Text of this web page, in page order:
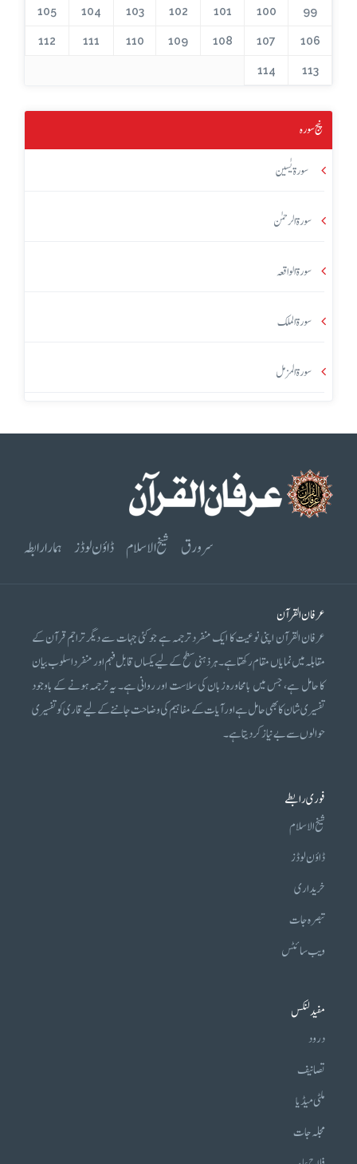
99
100
101
102
103
104
105
106
107
108
109
110
111
112
113
114
پنج سورہ
سورۃ یٰسین
سورۃ الرحمٰن
سورۃ الواقعہ
سورۃ الملک
سورۃ المزمل
سرورق شیخ الاسلام ڈاؤن لوڈز ہمارا رابطہ
عرفان القرآن
عرفان القرآن اپنی نوعیت کا ایک منفرد ترجمہ ہے جو کئی جہات سے دیگر تراجم قرآن کے
مقابلہ میں نمایاں مقام رکھتا ہے۔ ہر ذہنی سطح کے لیے یکساں قابل فہم اور منفرد اسلوب بیان
کا حامل ہے، جس میں بامحاورہ زبان کی سلاست اور روانی ہے۔ یہ ترجمہ ہونے کے باوجود
تفسیری شان کا بھی حامل ہے اور آیات کے مفاہیم کی وضاحت جاننے کے لیے قاری کو تفسیری
حوالوں سے بے نیاز کر دیتا ہے۔
فوری رابطے
شیخ الاسلام
ڈاؤن لوڈز
خریداری
تبصرہ جات
ویب سائٹس
مفید لنکس
درود
تصانیف
ملٹی میڈیا
مجلہ جات